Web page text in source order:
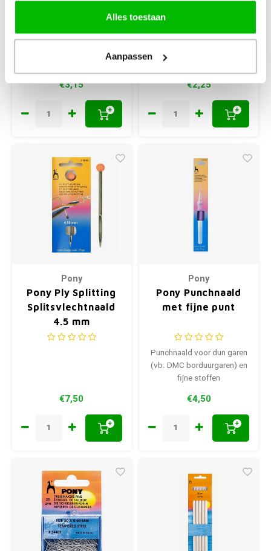
Alles toestaan
Aanpassen
€3,15
+
€2,25
+
Pony
Pony Ply Splitting
Splitsvlechtnaald
4.5 mm
€7,50
+
Pony
Pony Punchnaald
met fijne punt
Punchnaald voor dun garen
(vb. DMC borduurgaren) en
fijne stoffen
€4,50
+